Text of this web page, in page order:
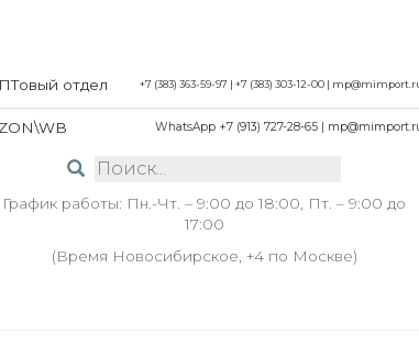
отдел +7 (383) 363-59-97 | +7 (383) 303-12-00 |
WhatsApp +7 (913) 727-28-65 |
График работы: Пн.-Чт. – 9:00 до 18:00, Пт. – 9:00 до
17:00
(Время Новосибирское, +4 по Москве)